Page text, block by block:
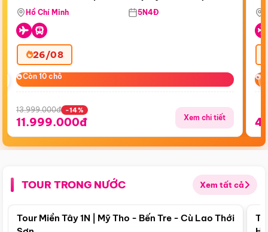
Airways)
Hồ Chí Minh 5N4Đ
26/08
Còn 10 chỗ
Còn 10 chỗ
13.999.000đ -14%
11.999.000đ Xem chi tiết
TOUR TRONG NƯỚC Xem tất cả
Điểm nổi bật
Tour Miền Tây 1N | Mỹ Tho - Bến Tre - Cù Lao Thới